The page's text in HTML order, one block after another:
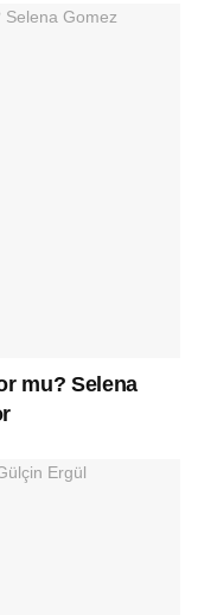
mu? Selena